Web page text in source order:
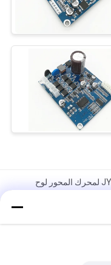
JYQD YL02D 500w 24v Bldc Motor Driver لمحرك المحور لوح